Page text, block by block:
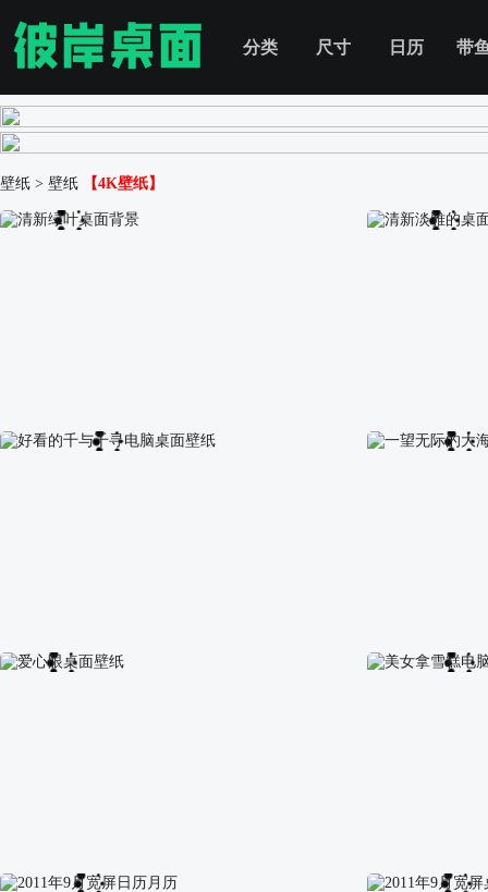
分类 尺寸 日历 带
壁纸 > 壁纸 【4K壁纸】
清新绿叶桌面背景 清新淡雅的桌面
好看的千与千寻电脑桌面壁纸 一望无际的大
爱心眼桌面壁纸 美女拿雪糕电